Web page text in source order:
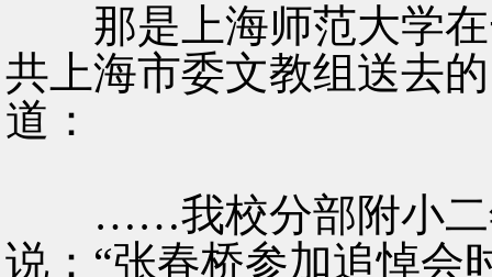
那是上海师范大学在
共上海市委文教组送去
道：
……我校分部附小二
说：“张春桥参加追悼会